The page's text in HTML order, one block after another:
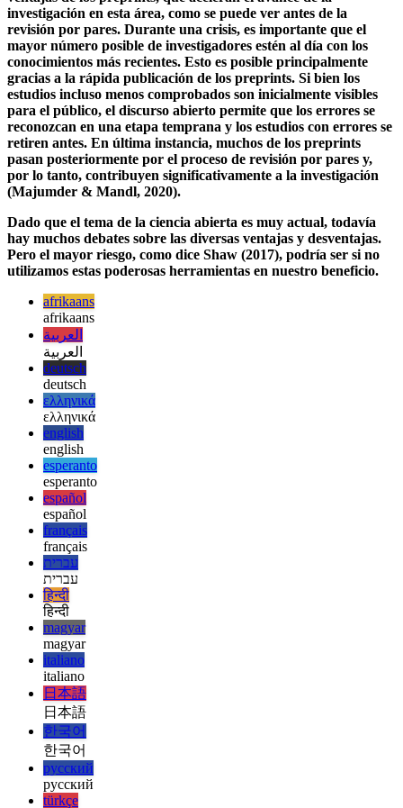
Especialmente en tiempos de una pandemia, que afecta a casi
toda la humanidad, también se han hecho evidentes las grandes
ventajas de los preprints, que aceleran el avance de la
investigación en esta área, como se puede ver antes de la
revisión por pares. Durante una crisis, es importante que el
mayor número posible de investigadores estén al día con los
conocimientos más recientes. Esto es posible principalmente
gracias a la rápida publicación de los preprints. Si bien los
estudios incluso menos comprobados son inicialmente visibles
para el público, el discurso abierto permite que los errores se
reconozcan en una etapa temprana y los estudios con errores se
retiren antes. En última instancia, muchos de los preprints
pasan posteriormente por el proceso de revisión por pares y,
por lo tanto, contribuyen significativamente a la investigación
(Majumder & Mandl, 2020).
Dado que el tema de la ciencia abierta es muy actual, todavía
hay muchos debates sobre las diversas ventajas y desventajas.
Pero el mayor riesgo, como dice Shaw (2017), podría ser si no
utilizamos estas poderosas herramientas en nuestro beneficio.
afrikaans
afrikaans
العربية
العربية
deutsch
deutsch
ελληνικά
ελληνικά
english
english
esperanto
esperanto
español
español
français
français
עברית
עברית
हिन्दी
हिन्दी
magyar
magyar
italiano
italiano
日本語
日本語
한국어